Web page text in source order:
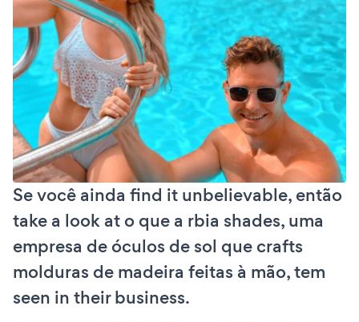
Se você ainda find it unbelievable, então
take a look at o que a rbia shades, uma
empresa de óculos de sol que crafts
molduras de madeira feitas à mão, tem
seen in their business.